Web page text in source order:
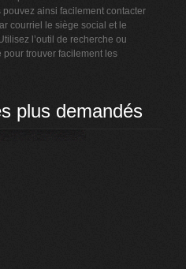
ainsi facilement contacter
courriel le siège social et le
l’outil de recherche ou
pour trouver facilement les
plus demandés